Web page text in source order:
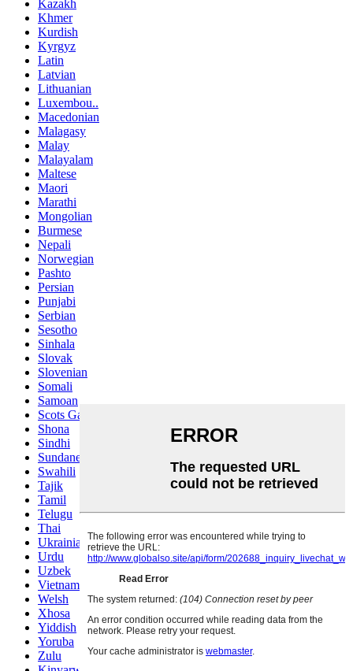
Kazakh
Khmer
Kurdish
Kyrgyz
Latin
Latvian
Lithuanian
Luxembou..
Macedonian
Malagasy
Malay
Malayalam
Maltese
Maori
Marathi
Mongolian
Burmese
Nepali
Norwegian
Pashto
Persian
Punjabi
Serbian
Sesotho
Sinhala
Slovak
Slovenian
Somali
Samoan
Scots Gaelic
Shona
Sindhi
Sundanese
Swahili
Tajik
Tamil
Telugu
Thai
Ukrainian
Urdu
Uzbek
Vietnamese
Welsh
Xhosa
Yiddish
Yoruba
Zulu